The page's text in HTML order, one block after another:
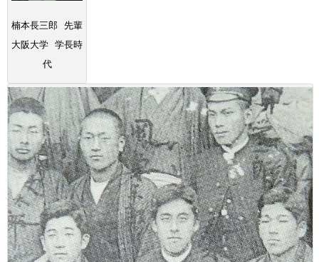
楠本長三郎 先輩
大阪大学 学長時
代